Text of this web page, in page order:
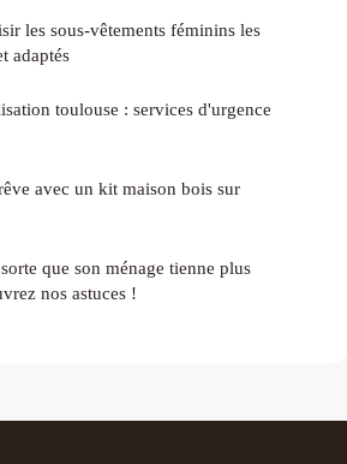
les sous-vêtements féminins les
adaptés
toulouse : services d'urgence
avec un kit maison bois sur
que son ménage tienne plus
nos astuces !